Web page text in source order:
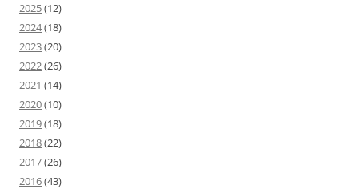
2025(12)
2024(18)
2023(20)
2022(26)
2021 (14)
2020(10)
2019(18)
2018(22)
2017(26)
2016(43)